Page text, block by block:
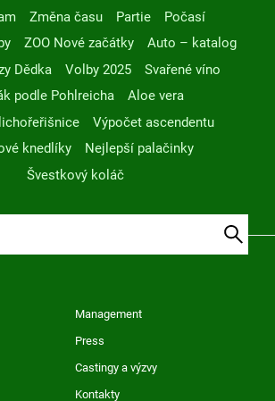
Změna času Partie
Počasí
ZOO Nové začátky
Auto – katalog
Dědka
Volby 2025
Svařené víno
podle Pohlreicha
Aloe vera
Výpočet ascendentu
knedlíky
Nejlepší palačinky
Švestkový koláč
Management
Press
Castingy a výzvy
Kontakty